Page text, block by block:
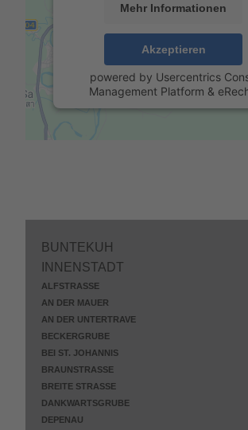
BUNTEKUH
INNENSTADT
ALFSTRASSE
AN DER MAUER
AN DER UNTERTRAVE
BECKERGRUBE
BEI ST. JOHANNIS
BRAUNSTRASSE
BREITE STRASSE
DANKWARTSGRUBE
DEPENAU
Mehr Informationen
Akzeptieren
powered by Usercentrics
Management Platform &